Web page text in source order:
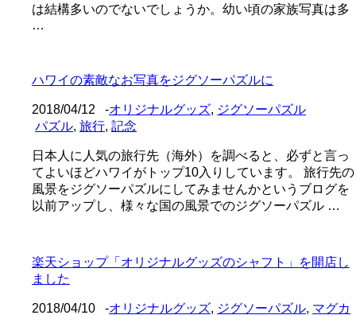
は結構多いのでないでしょうか。幼い頃の家族写真は多
…
ハワイの素敵なお写真をジグソーパズルに
2018/04/12 -オリジナルグッズ, ジグソーパズル
パズル, 旅行, 記念
日本人に人気の旅行先（海外）を調べると、必ずと言っ
てよいほどハワイがトップ10入りしています。 旅行先の
風景をジグソーパズルにしてみませんかというブログを
以前アップし、様々な国の風景でのジグソーパズル …
楽天ショップ「オリジナルグッズのシャフト」を開店し
ました
2018/04/10 -オリジナルグッズ, ジグソーパズル, マグカ